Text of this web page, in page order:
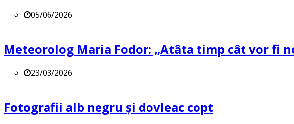
05/06/2026
Meteorolog Maria Fodor: „Atâta timp cât vor fi
23/03/2026
Fotografii alb negru și dovleac copt